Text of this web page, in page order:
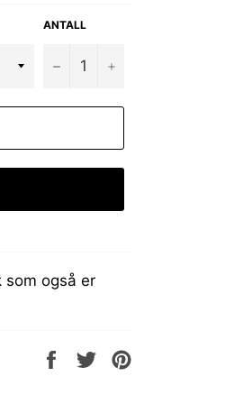
ANTALL
− +
som også er
Del
Tweet